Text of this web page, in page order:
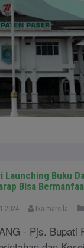
Launching Buku
Bisa
2024 Ika marsila
- Pjs. Bupati